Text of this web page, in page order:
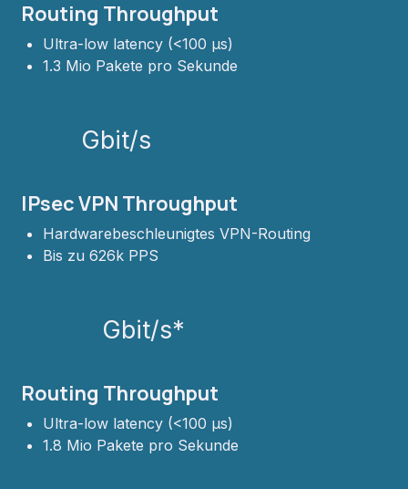
Routing Throughput
Ultra-low latency (<100 µs)
1.3 Mio Pakete pro Sekunde
Gbit/s
IPsec VPN Throughput
Hardwarebeschleunigtes VPN-Routing
Bis zu 626k PPS
Gbit/s*
Routing Throughput
Ultra-low latency (<100 µs)
1.8 Mio Pakete pro Sekunde